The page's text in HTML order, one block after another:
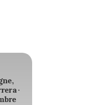
·